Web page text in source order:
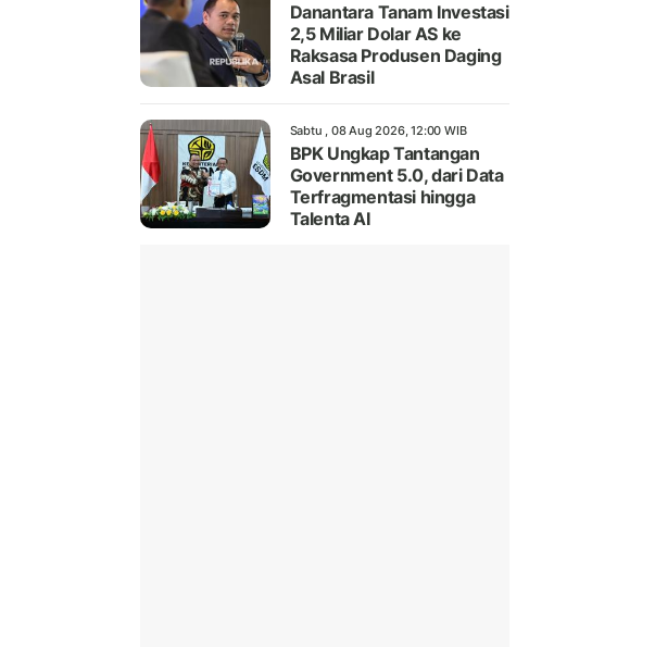
Danantara Tanam Investasi
2,5 Miliar Dolar AS ke
Raksasa Produsen Daging
Asal Brasil
Sabtu , 08 Aug 2026, 12:00 WIB
BPK Ungkap Tantangan
Government 5.0, dari Data
Terfragmentasi hingga
Talenta AI